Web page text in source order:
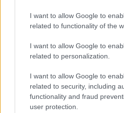
I want to allow Google to
related to functionality of the
I want to allow Google to
related to personalization.
I want to allow Google to
related to security, including
functionality and fraud
user protection.
Spodnja Vižinga, Vas, Št. Janž nad
pred 3 urami
Vuhreda
pred 3 urami
Preberite tudi